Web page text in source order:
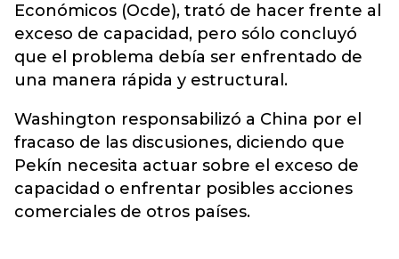
Económicos (Ocde), trató de hacer frente al
exceso de capacidad, pero sólo concluyó
que el problema debía ser enfrentado de
una manera rápida y estructural.
Washington responsabilizó a China por el
fracaso de las discusiones, diciendo que
Pekín necesita actuar sobre el exceso de
capacidad o enfrentar posibles acciones
comerciales de otros países.